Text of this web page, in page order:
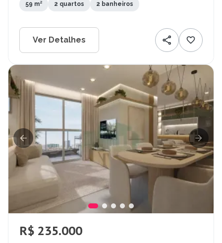
59 m² 2 quartos 2 banheiros
Ver Detalhes
R$ 235.000